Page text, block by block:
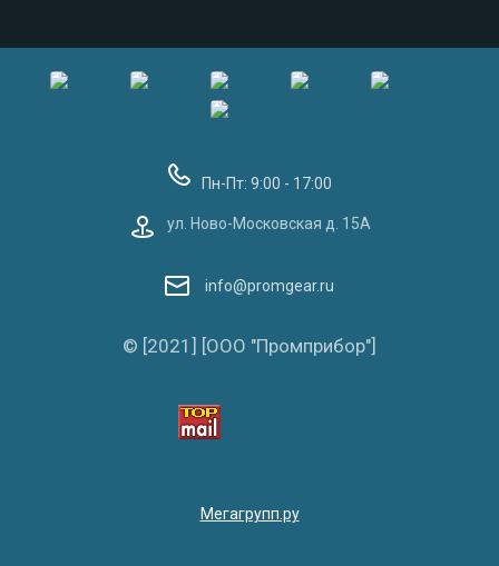
© [2021] [ООО "Промприбор"]
Пн-Пт: 9:00 - 17:00
ул. Ново-Московская д. 15А
info@promgear.ru
Мегагрупп.ру